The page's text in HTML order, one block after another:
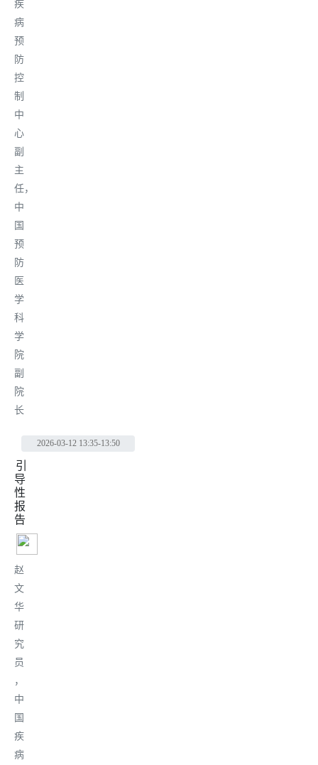
疾
病
预
防
控
制
中
心
副
主
任，
中
国
预
防
医
学
科
学
院
副
院
长
2026-03-12 13:35-13:50
引
导
性
报
告
赵
文
华
研
究
员
，
中
国
疾
病